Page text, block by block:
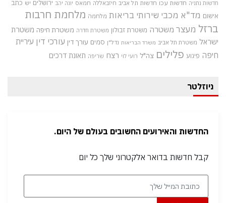
חדשות נתניה חדשות עכו חדשות תל אביב חיזבאללה חמאס יונה יהב ירושלים יש כתב
אישום מד"א מכבי שירותי בריאות מלחמה מלחמת חרבות
ברזל מעצר משטרה משטרת זבולון משטרת חדרה משטרת חיפה משטרת
ישראל משטרת תל אביב משרד הבריאות נדל"ן סמים עורך דין עורכי דין עיריית
חיפה פיגוע פלילים צה"ל רועי לוי רצח שריפה תאונת דרכים
ניוזלטר
החדשות והאירועים החשובים בעולם של היום.
קבל חדשות בדואר אלקטרוני שלך כל יום